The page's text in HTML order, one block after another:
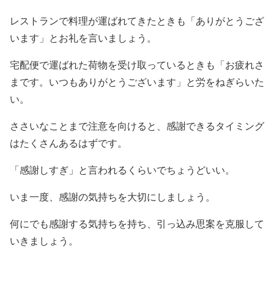
レストランで料理が運ばれてきたときも「ありがとうござ
います」とお礼を言いましょう。
宅配便で運ばれた荷物を受け取っているときも「お疲れさ
まです。いつもありがとうございます」と労をねぎらいた
い。
ささいなことまで注意を向けると、感謝できるタイミング
はたくさんあるはずです。
「感謝しすぎ」と言われるくらいでちょうどいい。
いま一度、感謝の気持ちを大切にしましょう。
何にでも感謝する気持ちを持ち、引っ込み思案を克服して
いきましょう。